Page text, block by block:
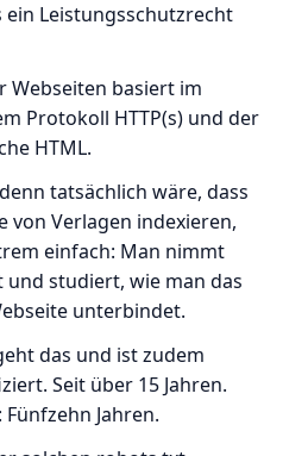
ein Leistungsschutzrecht
Webseiten basiert im
Protokoll HTTP(s) und der
HTML.
tatsächlich wäre, dass
von Verlagen indexieren,
einfach: Man nimmt
und studiert, wie man das
unterbindet.
das und ist zudem
Seit über 15 Jahren.
Jahren.